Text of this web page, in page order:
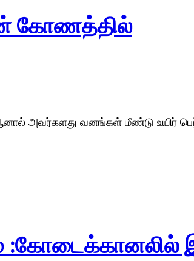
கோணத்தில்
அவர்களது வனங்கள் மீண்டு உயிர்
:கோடைக்கானலில்